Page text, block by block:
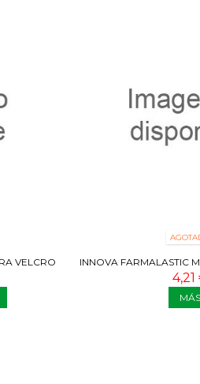
VELCRO
INNOVA FARMALASTIC
4,21
MÁS